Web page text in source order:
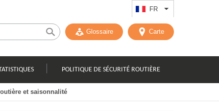
FR Lister les actions
Glossaire Carte
POLITIQUE DE SÉCURITÉ ROUTIÈRE
et saisonnalité